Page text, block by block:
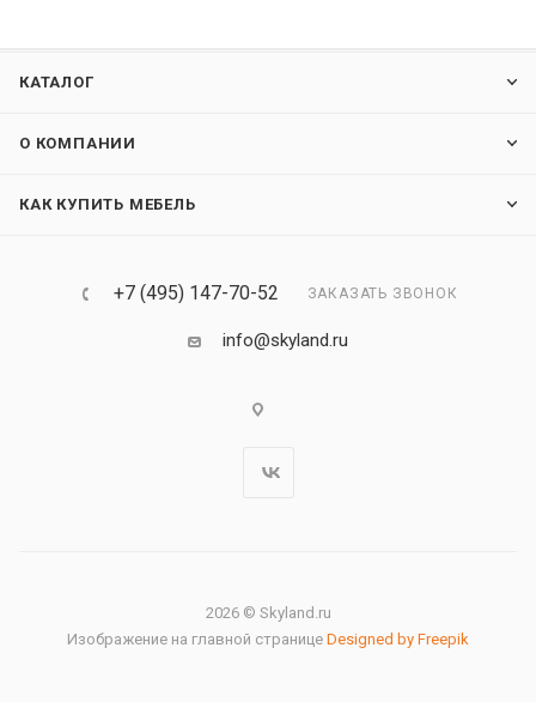
КАТАЛОГ
О КОМПАНИИ
КАК КУПИТЬ МЕБЕЛЬ
+7 (495) 147-70-52 ЗАКАЗАТЬ ЗВОНОК
info@skyland.ru
2026 © Skyland.ru
Изображение на главной странице Designed by Freepik